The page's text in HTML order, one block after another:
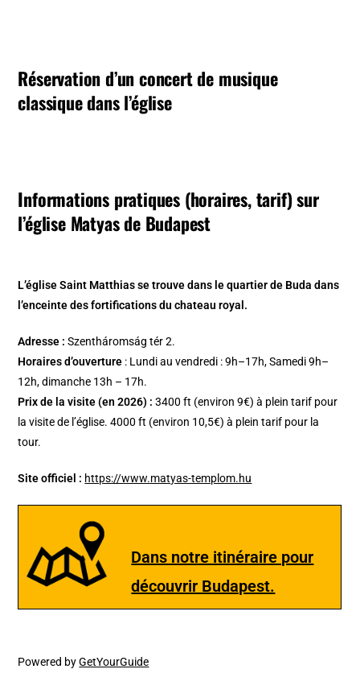
Réservation d’un concert de musique
classique dans l’église
Informations pratiques (horaires, tarif) sur
l’église Matyas de Budapest
L’église Saint Matthias se trouve dans le quartier de Buda dans
l’enceinte des fortifications du chateau royal.
Adresse :Szentháromság tér 2.
Horaires d’ouverture : Lundi au vendredi : 9h–17h, Samedi 9h–
12h, dimanche 13h – 17h.
Prix de la visite (en 2026) :3400 ft (environ 9€) à plein tarif pour
la visite de l’église. 4000 ft (environ 10,5€) à plein tarif pour la
tour.
Site officiel : https://www.matyas-templom.hu
Dans notre itinéraire pour
découvrir Budapest.
Powered byGetYourGuide